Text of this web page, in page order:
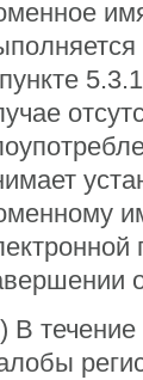
В течение